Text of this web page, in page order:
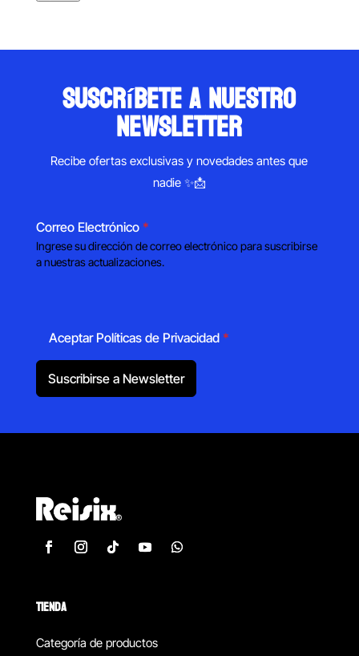
suscríbete a nuestro
newsletter
Recibe ofertas exclusivas y novedades antes que
nadie ✨📩
Correo Electrónico *
Ingrese su dirección de correo electrónico para suscribirse
a nuestras actualizaciones.
Aceptar Políticas de Privacidad *
Suscribirse a Newsletter
TIENDA
Categoría de productos